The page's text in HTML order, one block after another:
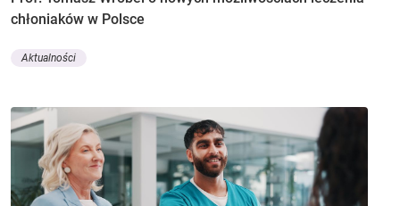
chłoniaków w Polsce
Aktualności